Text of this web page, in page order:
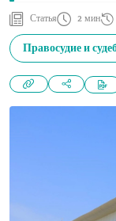
Статья 2 мин
Правосудие и